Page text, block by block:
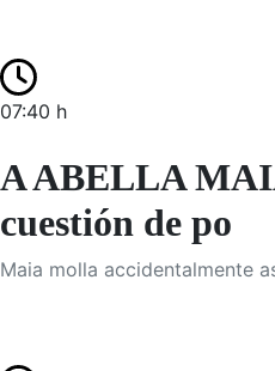
07:40 h
A ABELLA
cuestión de po
Maia molla accidentalmente